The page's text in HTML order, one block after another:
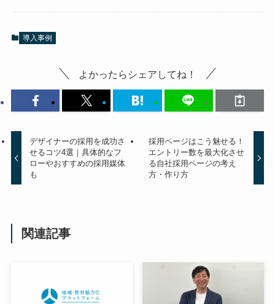
導入事例
よかったらシェアしてね！
デザイナーの採用を成功さ
せるコツ4選｜具体的なフ
ローやおすすめの採用媒体
も
採用ページはこう魅せる！
エントリー数を最大化させ
る自社採用ページの考え
方・作り方
関連記事